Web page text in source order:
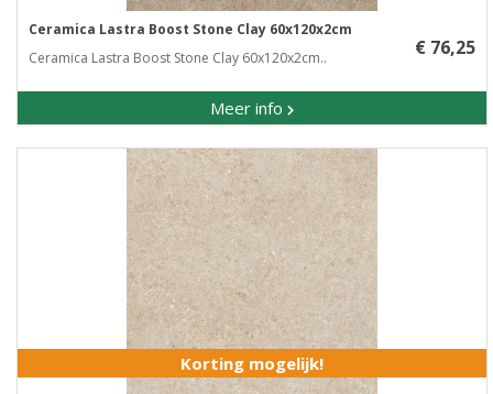
Ceramica Lastra Boost Stone Clay 60x120x2cm
Ceramica Lastra Boost Stone Clay 60x120x2cm..
Meer info
€ 76,25
Korting mogelijk!